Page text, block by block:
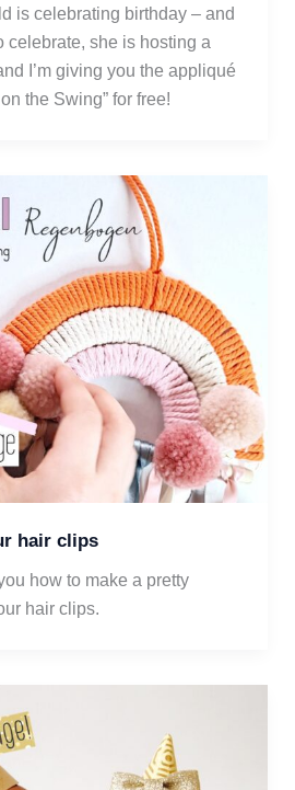
is celebrating birthday – and
celebrate, she is hosting a
I’m giving you the appliqué
the Swing” for free!
hair clips
how to make a pretty
hair clips.